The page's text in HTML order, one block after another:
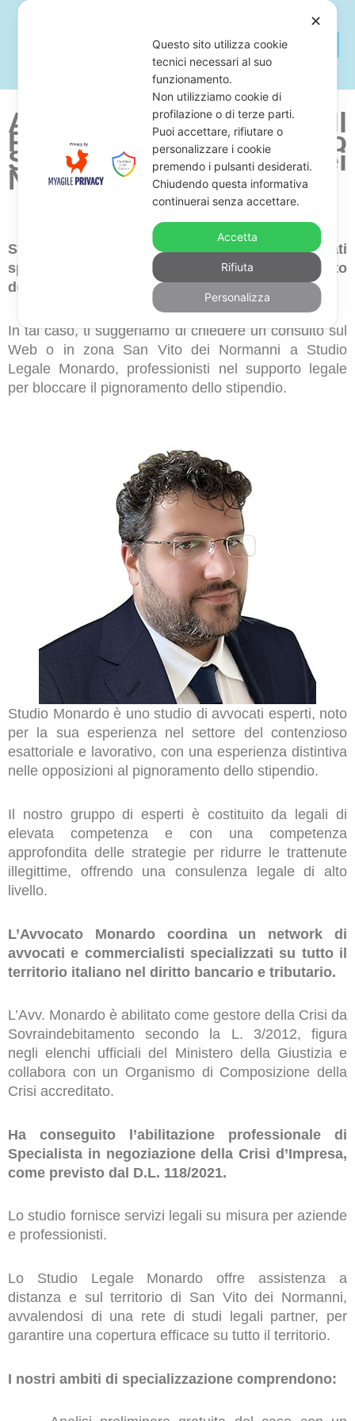
Avvocato Per Fermare Il
Pignoramento Dello
Stipendio a San Vito dei
Normanni
Stai cercando uno studio legale di avvocati
specializzati in difesa contro il pignoramento
dello stipendio in zona San Vito dei Normanni?
In tal caso, ti suggeriamo di chiedere un consulto sul
Web o in zona San Vito dei Normanni a Studio
Legale Monardo, professionisti nel supporto legale
per bloccare il pignoramento dello stipendio.
Studio Monardo è uno studio di avvocati esperti, noto
per la sua esperienza nel settore del contenzioso
esattoriale e lavorativo, con una esperienza distintiva
nelle opposizioni al pignoramento dello stipendio.
Il nostro gruppo di esperti è costituito da legali di
elevata competenza e con una competenza
approfondita delle strategie per ridurre le trattenute
illegittime, offrendo una consulenza legale di alto
livello.
L’Avvocato Monardo coordina un network di
avvocati e commercialisti specializzati su tutto il
territorio italiano nel diritto bancario e tributario.
L’Avv. Monardo è abilitato come gestore della Crisi da
Sovraindebitamento secondo la L. 3/2012, figura
negli elenchi ufficiali del Ministero della Giustizia e
collabora con un Organismo di Composizione della
Crisi accreditato.
Ha conseguito l’abilitazione professionale di
Specialista in negoziazione della Crisi d’Impresa,
come previsto dal D.L. 118/2021.
Lo studio fornisce servizi legali su misura per aziende
e professionisti.
Lo Studio Legale Monardo offre assistenza a
distanza e sul territorio di San Vito dei Normanni,
avvalendosi di una rete di studi legali partner, per
garantire una copertura efficace su tutto il territorio.
I nostri ambiti di specializzazione comprendono:
✕
Questo sito utilizza cookie
tecnici necessari al suo
funzionamento.
Non utilizziamo cookie di
profilazione o di terze parti.
Puoi accettare, rifiutare o
personalizzare i cookie
premendo i pulsanti desiderati.
Chiudendo questa informativa
continuerai senza accettare.
Accetta
Rifiuta
Personalizza